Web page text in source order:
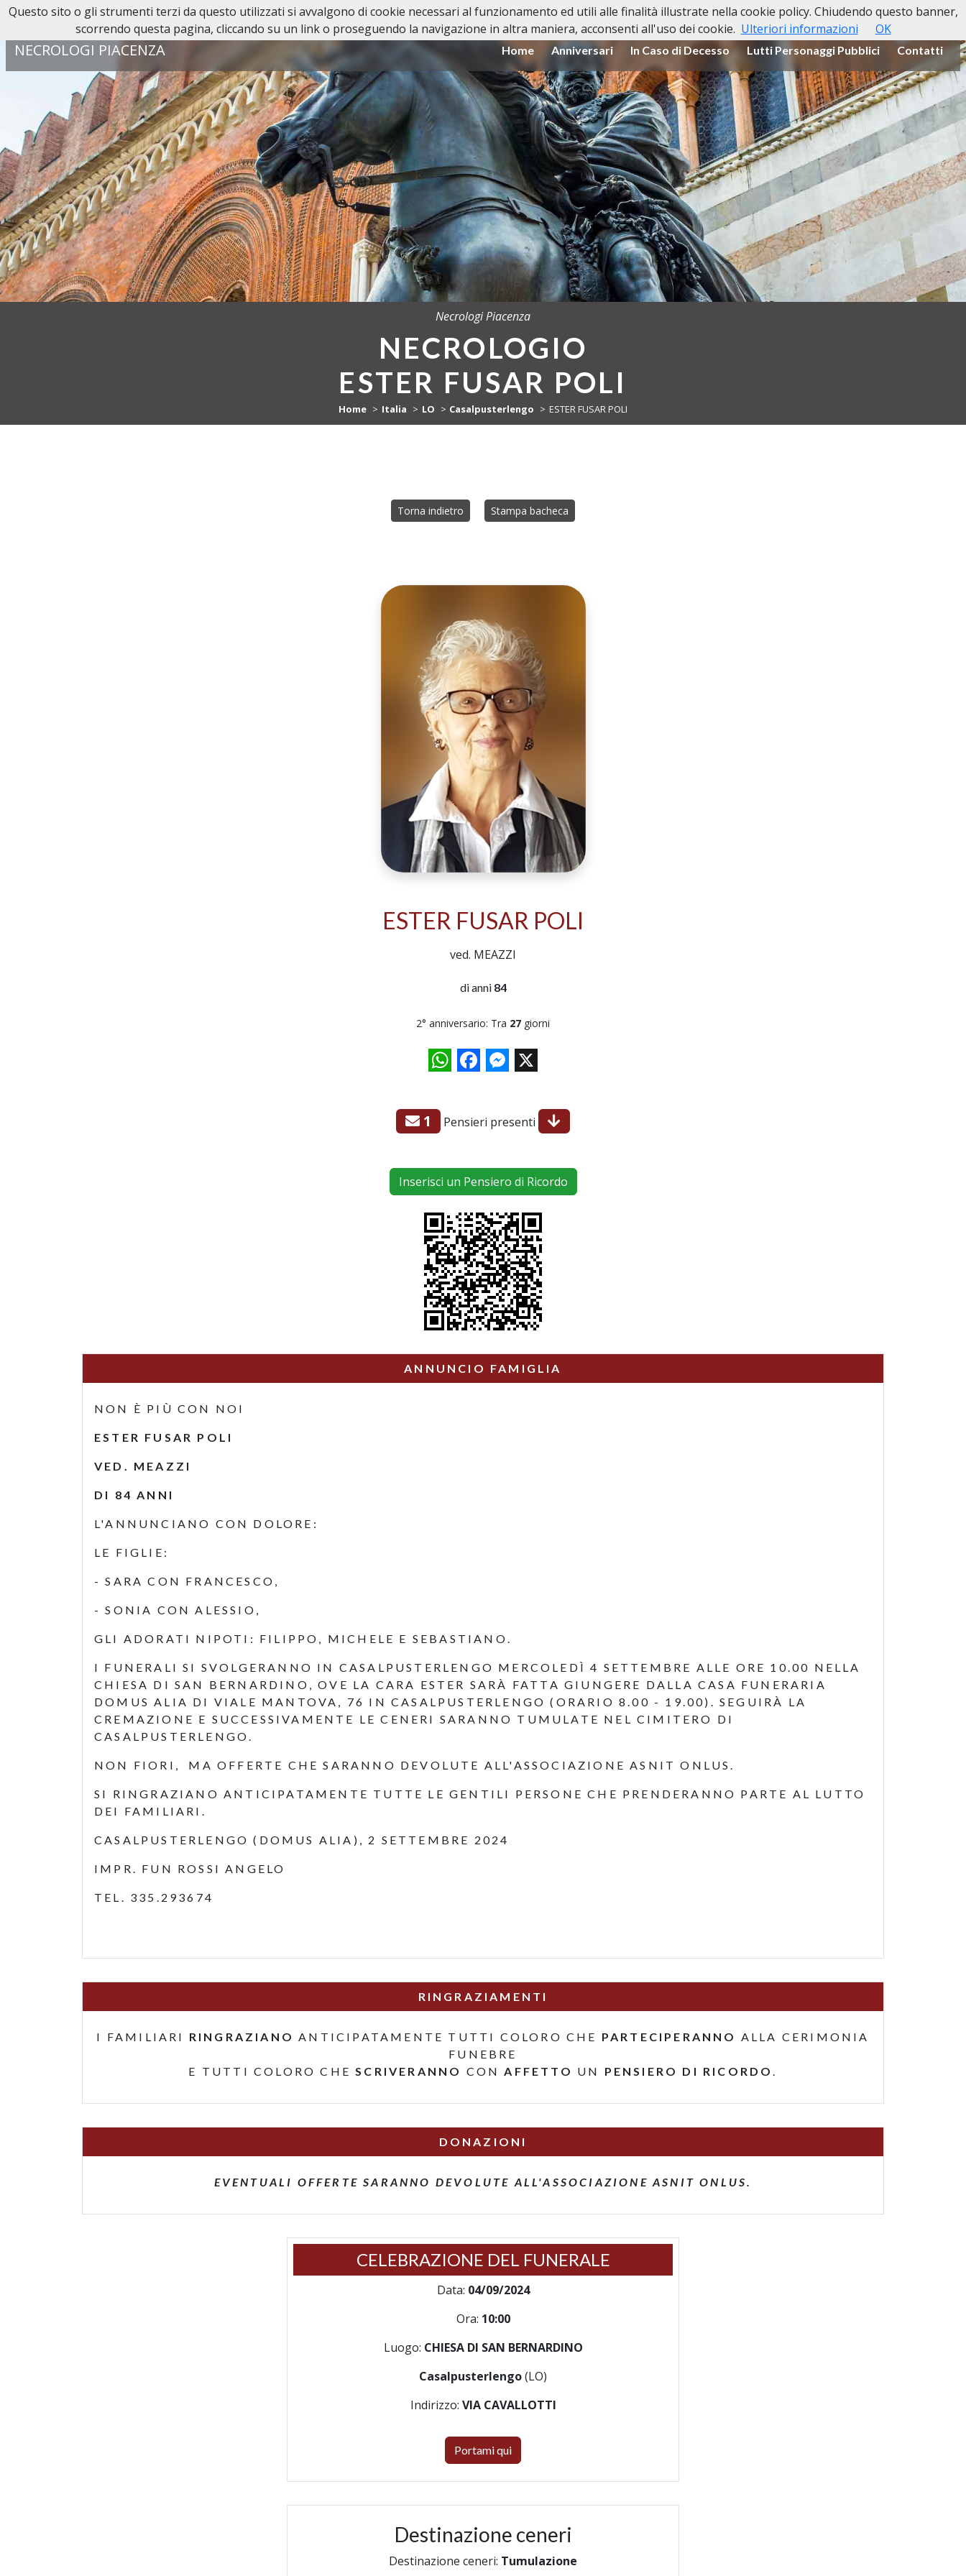
Reperibilità H24: 0523 38 44 55
NECROLOGI PIACENZA Home Anniversari In Caso di Decesso Lutti Personaggi Pubblici Contatti
Necrologi Piacenza
NECROLOGIO
ESTER FUSAR POLI
Home Italia LO Casalpusterlengo ESTER FUSAR POLI
Torna indietro Stampa bacheca
ESTER FUSAR POLI
ved. MEAZZI
di anni 84
2° anniversario: Tra 27 giorni
WhatsAppFacebookMessenger
X
1 Pensieri presenti
Inserisci un Pensiero di Ricordo
ANNUNCIO FAMIGLIA
NON È PIÙ CON NOI
ESTER FUSAR POLI
VED. MEAZZI
DI 84 ANNI
L'ANNUNCIANO CON DOLORE:
LE FIGLIE:
- SARA CON FRANCESCO,
- SONIA CON ALESSIO,
GLI ADORATI NIPOTI: FILIPPO, MICHELE E SEBASTIANO.
I FUNERALI SI SVOLGERANNO IN CASALPUSTERLENGO MERCOLEDÌ 4 SETTEMBRE ALLE ORE 10.00 NELLA
CHIESA DI SAN BERNARDINO, OVE LA CARA ESTER SARÀ FATTA GIUNGERE DALLA CASA FUNERARIA
DOMUS ALIA DI VIALE MANTOVA, 76 IN CASALPUSTERLENGO (ORARIO 8.00 - 19.00). SEGUIRÀ LA
CREMAZIONE E SUCCESSIVAMENTE LE CENERI SARANNO TUMULATE NEL CIMITERO DI
CASALPUSTERLENGO.
NON FIORI, MA OFFERTE CHE SARANNO DEVOLUTE ALL'ASSOCIAZIONE ASNIT ONLUS.
SI RINGRAZIANO ANTICIPATAMENTE TUTTE LE GENTILI PERSONE CHE PRENDERANNO PARTE AL LUTTO
DEI FAMILIARI.
CASALPUSTERLENGO (DOMUS ALIA), 2 SETTEMBRE 2024
IMPR. FUN ROSSI ANGELO
TEL. 335.293674
RINGRAZIAMENTI
I FAMILIARI RINGRAZIANO ANTICIPATAMENTE TUTTI COLORO CHE PARTECIPERANNO ALLA CERIMONIA
FUNEBRE
E TUTTI COLORO CHESCRIVERANNO CONAFFETTO UN PENSIERO DI RICORDO.
DONAZIONI
EVENTUALI OFFERTE SARANNO DEVOLUTE ALL'ASSOCIAZIONE ASNIT ONLUS.
CELEBRAZIONE DEL FUNERALE
Data: 04/09/2024
Ora: 10:00
Luogo: CHIESA DI SAN BERNARDINO
Casalpusterlengo(LO)
Indirizzo: VIA CAVALLOTTI
Portami qui
Destinazione ceneri
Destinazione ceneri: Tumulazione
Questo sito o gli strumenti terzi da questo utilizzati si avvalgono di cookie necessari al funzionamento ed utili alle finalità illustrate nella cookie policy. Chiudendo questo banner,
scorrendo questa pagina, cliccando su un link o proseguendo la navigazione in altra maniera, acconsenti all'uso dei cookie. Ulteriori informazioni OK